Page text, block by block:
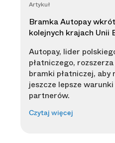
Artykuł
Bramka Autopay
kolejnych krajach Unii
Autopay, lider
płatniczego,
bramki płatniczej,
jeszcze lepsze
partnerów.
Czytaj więcej